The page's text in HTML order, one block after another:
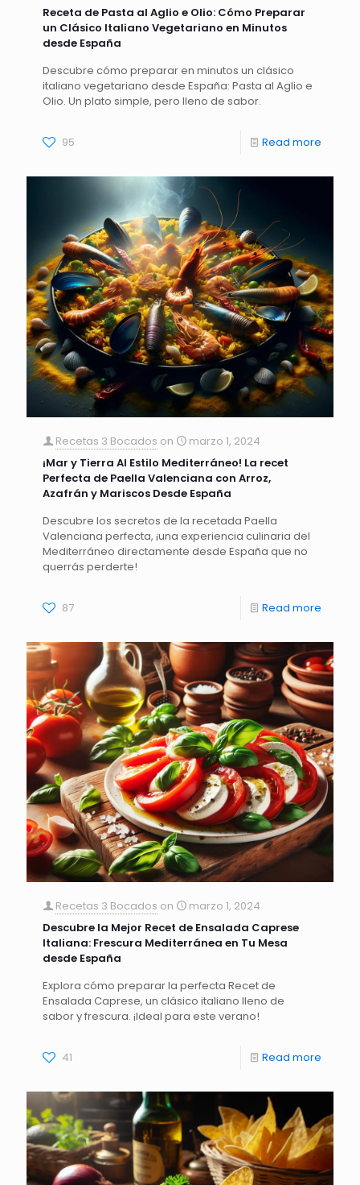
Receta de Pasta al Aglio e Olio: Cómo Preparar
un Clásico Italiano Vegetariano en Minutos
desde España
Descubre cómo preparar en minutos un clásico
italiano vegetariano desde España: Pasta al Aglio e
Olio. Un plato simple, pero lleno de sabor.
95 Read more
Recetas 3 Bocados on
marzo 1, 2024
¡Mar y Tierra Al Estilo Mediterráneo! La recet
Perfecta de Paella Valenciana con Arroz,
Azafrán y Mariscos Desde España
Descubre los secretos de la recetada Paella
Valenciana perfecta, ¡una experiencia culinaria del
Mediterráneo directamente desde España que no
querrás perderte!
87 Read more
Recetas 3 Bocados on
marzo 1, 2024
Descubre la Mejor Recet de Ensalada Caprese
Italiana: Frescura Mediterránea en Tu Mesa
desde España
Explora cómo preparar la perfecta Recet de
Ensalada Caprese, un clásico italiano lleno de
sabor y frescura. ¡Ideal para este verano!
41 Read more